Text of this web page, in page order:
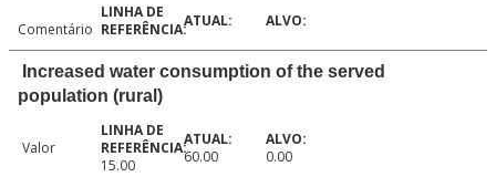
Comentário
Increased water consumption of the served
population (rural)
Valor
15.00
60.00 0.00